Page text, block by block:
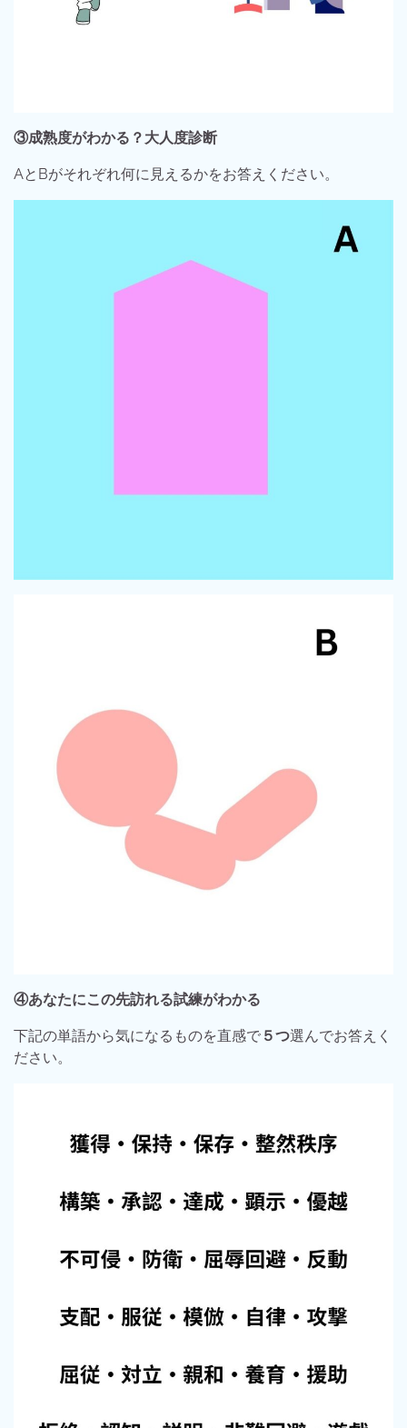
③成熟度がわかる？大人度診断
AとBがそれぞれ何に見えるかをお答えください。
④あなたにこの先訪れる試練がわかる
下記の単語から気になるものを直感で ５つ選んでお答えく
ださい。